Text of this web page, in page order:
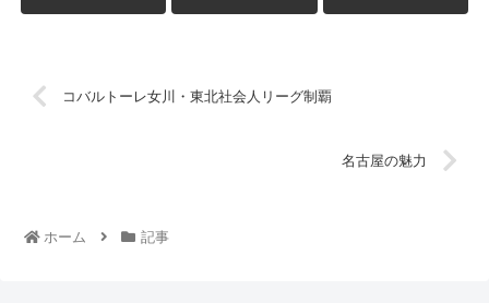
コバルトーレ女川・東北社会人リーグ制覇
名古屋の魅力
ホーム 記事